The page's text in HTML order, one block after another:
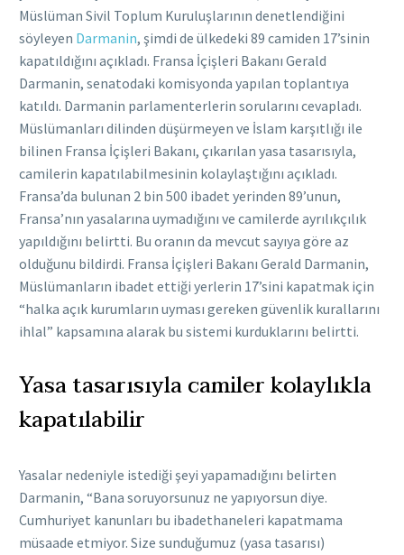
Müslüman Sivil Toplum Kuruluşlarının denetlendiğini
söyleyen Darmanin, şimdi de ülkedeki 89 camiden 17’sinin
kapatıldığını açıkladı. Fransa İçişleri Bakanı Gerald
Darmanin, senatodaki komisyonda yapılan toplantıya
katıldı. Darmanin parlamenterlerin sorularını cevapladı.
Müslümanları dilinden düşürmeyen ve İslam karşıtlığı ile
bilinen Fransa İçişleri Bakanı, çıkarılan yasa tasarısıyla,
camilerin kapatılabilmesinin kolaylaştığını açıkladı.
Fransa’da bulunan 2 bin 500 ibadet yerinden 89’unun,
Fransa’nın yasalarına uymadığını ve camilerde ayrılıkçılık
yapıldığını belirtti. Bu oranın da mevcut sayıya göre az
olduğunu bildirdi. Fransa İçişleri Bakanı Gerald Darmanin,
Müslümanların ibadet ettiği yerlerin 17’sini kapatmak için
“halka açık kurumların uyması gereken güvenlik kurallarını
ihlal” kapsamına alarak bu sistemi kurduklarını belirtti.
Yasa tasarısıyla camiler kolaylıkla
kapatılabilir
Yasalar nedeniyle istediği şeyi yapamadığını belirten
Darmanin, “Bana soruyorsunuz ne yapıyorsun diye.
Cumhuriyet kanunları bu ibadethaneleri kapatmama
müsaade etmiyor. Size sunduğumuz (yasa tasarısı)